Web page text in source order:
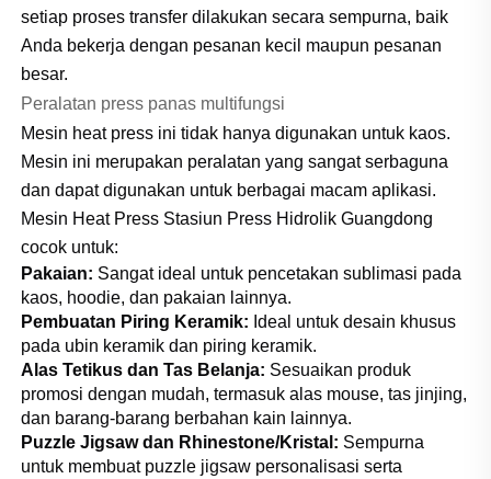
setiap proses transfer dilakukan secara sempurna, baik
Anda bekerja dengan pesanan kecil maupun pesanan
besar.
Peralatan press panas multifungsi
Mesin heat press ini tidak hanya digunakan untuk kaos.
Mesin ini merupakan peralatan yang sangat serbaguna
dan dapat digunakan untuk berbagai macam aplikasi.
Mesin Heat Press Stasiun Press Hidrolik Guangdong
cocok untuk:
Pakaian: Sangat ideal untuk pencetakan sublimasi pada
kaos, hoodie, dan pakaian lainnya.
Pembuatan Piring Keramik: Ideal untuk desain khusus
pada ubin keramik dan piring keramik.
Alas Tetikus dan Tas Belanja: Sesuaikan produk
promosi dengan mudah, termasuk alas mouse, tas jinjing,
dan barang-barang berbahan kain lainnya.
Puzzle Jigsaw dan Rhinestone/Kristal: Sempurna
untuk membuat puzzle jigsaw personalisasi serta